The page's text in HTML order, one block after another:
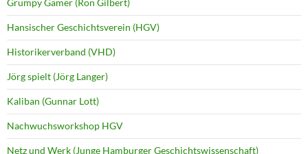
Grumpy Gamer (Ron Gilbert)
Hansischer Geschichtsverein (HGV)
Historikerverband (VHD)
Jörg spielt (Jörg Langer)
Kaliban (Gunnar Lott)
Nachwuchsworkshop HGV
Netz und Werk (Junge Hamburger Geschichtswissenschaft)